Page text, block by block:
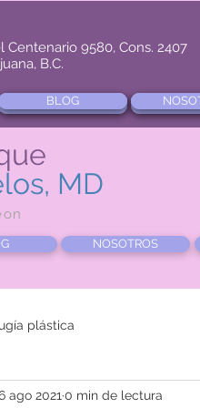
Centenario 9580, Cons. 2407
B.C.
BLOG
BLOG
BLOG
BLOG
BLOG
MD
NOSOTROS
plástica
ago 2021 0 min de lectura